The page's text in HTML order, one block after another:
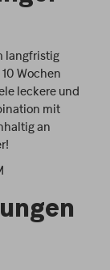
langfristig
Wochen
leckere und
mit
an